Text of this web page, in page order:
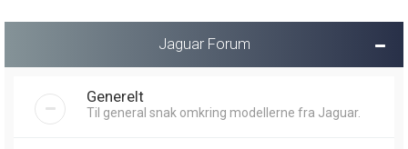
Jaguar Forum
Generelt
Til general snak omkring modellerne fra Jaguar.